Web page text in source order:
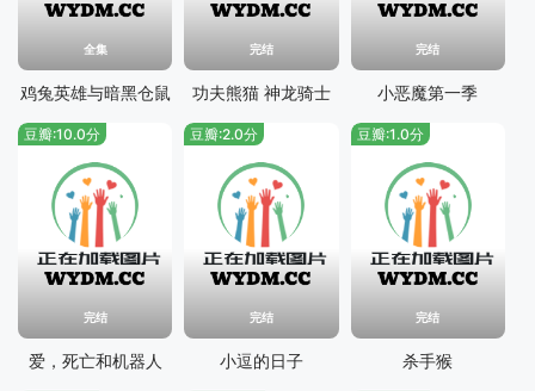
全集
鸡兔英雄与暗黑仓鼠
完结
功夫熊猫 神龙骑士
完结
小恶魔第一季
完结
豆瓣:10.0分
爱，死亡和机器人
完结
豆瓣:2.0分
小逗的日子
完结
豆瓣:1.0分
杀手猴